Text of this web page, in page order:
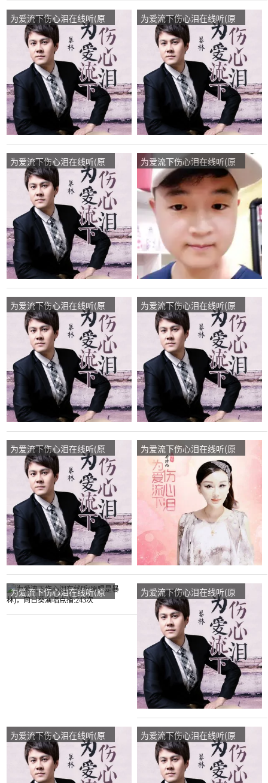
为爱流下伤心泪在线听(原
唱是暴林)，我爱平底锅，
15683531570，田朋演唱
点播:54次
为爱流下伤心泪在线听(原
唱是暴林)，泽栋演唱点
播:56次
为爱流下伤心泪在线听(原
唱是暴林)，‘人生如梦演唱
点播:62次
为爱流下伤心泪在线听(原
唱是暴林)，映山红晓歌演
唱点播:18次
为爱流下伤心泪在线听(原
唱是暴林)，三道疯演唱点
播:212次
为爱流下伤心泪在线听(原
唱是暴林)，夜未眠演唱点
播:136次
为爱流下伤心泪在线听(原
唱是暴林)，简单幸福演唱
点播:83次
为爱流下伤心泪在线听(原
唱是乔玲儿)，一生平安演
唱点播:52次
为爱流下伤心泪在线听(原
唱是暴林)，向日葵演唱点
为爱流下伤心泪在线听(原
唱是暴林)，祖丽娟演唱点
播:36次
为爱流下伤心泪在线听(原
唱是暴林)，祝你平安演唱
点播:36次
为爱流下伤心泪在线听(原
唱是暴林)，懂我演唱点
播:54次